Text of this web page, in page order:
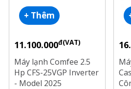
+ Thêm
11.100.000đ(VAT)
Máy lạnh Comfee 2.5
Hp CFS-25VGP Inverter
- Model 2025